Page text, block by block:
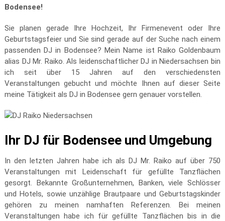
Bodensee!
Sie planen gerade Ihre Hochzeit, Ihr Firmenevent oder Ihre
Geburtstagsfeier und Sie sind gerade auf der Suche nach einem
passenden DJ in Bodensee? Mein Name ist Raiko Goldenbaum
alias DJ Mr. Raiko. Als leidenschaftlicher DJ in Niedersachsen bin
ich seit über 15 Jahren auf den verschiedensten
Veranstaltungen gebucht und möchte Ihnen auf dieser Seite
meine Tätigkeit als DJ in Bodensee gern genauer vorstellen.
Ihr DJ für Bodensee und Umgebung
In den letzten Jahren habe ich als DJ Mr. Raiko auf über 750
Veranstaltungen mit Leidenschaft für gefüllte Tanzflächen
gesorgt. Bekannte Großunternehmen, Banken, viele Schlösser
und Hotels, sowie unzählige Brautpaare und Geburtstagskinder
gehören zu meinen namhaften Referenzen. Bei meinen
Veranstaltungen habe ich für gefüllte Tanzflächen bis in die